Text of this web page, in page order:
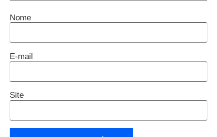
Nome
E-mail
Site